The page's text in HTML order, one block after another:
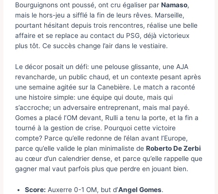
Bourguignons ont poussé, ont cru égaliser parNamaso,
mais le hors-jeu a sifflé la fin de leurs rêves. Marseille,
pourtant hésitant depuis trois rencontres, réalise une belle
affaire et se replace au contact du PSG, déjà victorieux
plus tôt. Ce succès change l’air dans le vestiaire.
Le décor posait un défi: une pelouse glissante, une AJA
revancharde, un public chaud, et un contexte pesant après
une semaine agitée sur la Canebière. Le match a raconté
une histoire simple: une équipe qui doute, mais qui
s’accroche; un adversaire entreprenant, mais mal payé.
Gomes a placé l’OM devant, Rulli a tenu la porte, et la fin a
tourné à la gestion de crise. Pourquoi cette victoire
compte? Parce qu’elle redonne de l’élan avant l’Europe,
parce qu’elle valide le plan minimaliste deRoberto De Zerbi
au cœur d’un calendrier dense, et parce qu’elle rappelle que
gagner mal vaut parfois plus que perdre en jouant bien.
Score: Auxerre 0-1 OM, but d’Angel Gomes.